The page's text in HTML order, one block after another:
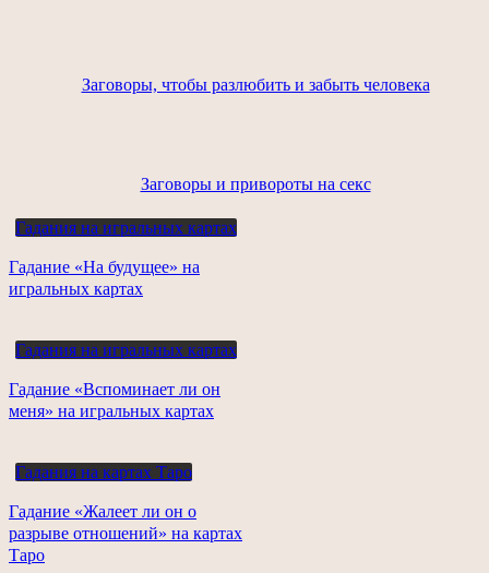
Заговоры, чтобы разлюбить и забыть человека
Заговоры и привороты на секс
Гадания на игральных картах
Гадание «На будущее» на
игральных картах
Гадания на игральных картах
Гадание «Вспоминает ли он
меня» на игральных картах
Гадания на картах Таро
Гадание «Жалеет ли он о
разрыве отношений» на картах
Таро